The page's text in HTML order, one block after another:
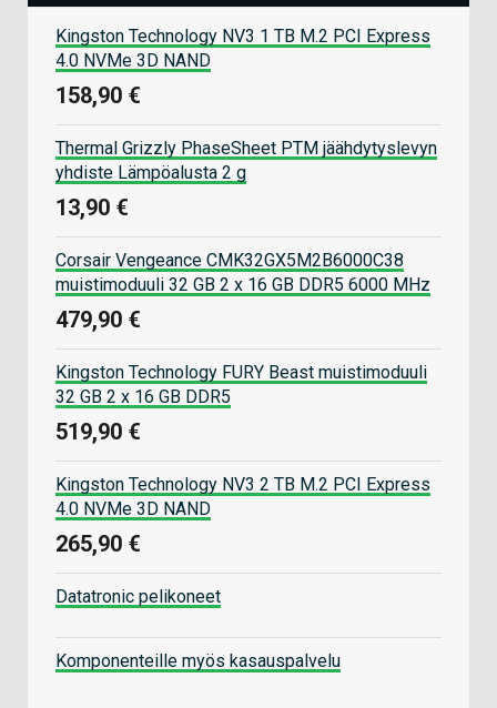
Kingston Technology NV3 1 TB M.2 PCI Express
4.0 NVMe 3D NAND
158,90 €
Thermal Grizzly PhaseSheet PTM jäähdytyslevyn
yhdiste Lämpöalusta 2 g
13,90 €
Corsair Vengeance CMK32GX5M2B6000C38
muistimoduuli 32 GB 2 x 16 GB DDR5 6000 MHz
479,90 €
Kingston Technology FURY Beast muistimoduuli
32 GB 2 x 16 GB DDR5
519,90 €
Kingston Technology NV3 2 TB M.2 PCI Express
4.0 NVMe 3D NAND
265,90 €
Datatronic pelikoneet
Komponenteille myös kasauspalvelu